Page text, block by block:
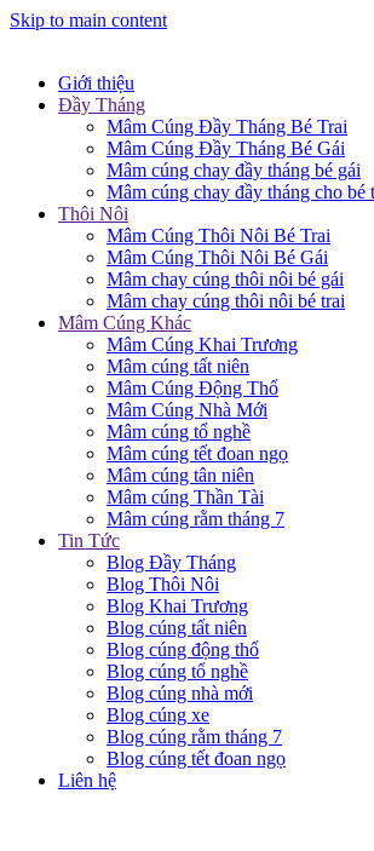
Skip to main content
Giới thiệu
Đầy Tháng
Mâm Cúng Đầy Tháng Bé Trai
Mâm Cúng Đầy Tháng Bé Gái
Mâm cúng chay đầy tháng bé gái
Mâm cúng chay đầy tháng cho bé
Thôi Nôi
Mâm Cúng Thôi Nôi Bé Trai
Mâm Cúng Thôi Nôi Bé Gái
Mâm chay cúng thôi nôi bé gái
Mâm chay cúng thôi nôi bé trai
Mâm Cúng Khác
Mâm Cúng Khai Trương
Mâm cúng tất niên
Mâm Cúng Động Thổ
Mâm Cúng Nhà Mới
Mâm cúng tổ nghề
Mâm cúng tết đoan ngọ
Mâm cúng tân niên
Mâm cúng Thần Tài
Mâm cúng rằm tháng 7
Tin Tức
Blog Đầy Tháng
Blog Thôi Nôi
Blog Khai Trương
Blog cúng tất niên
Blog cúng động thổ
Blog cúng tổ nghề
Blog cúng nhà mới
Blog cúng xe
Blog cúng rằm tháng 7
Blog cúng tết đoan ngọ
Liên hệ